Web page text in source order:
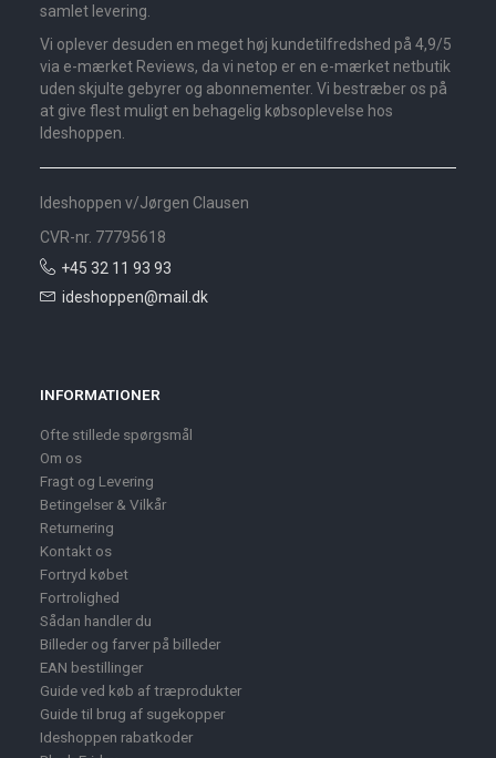
samlet levering.
Vi oplever desuden en meget høj kundetilfredshed på 4,9/5
via e-mærket Reviews, da vi netop er en e-mærket netbutik
uden skjulte gebyrer og abonnementer. Vi bestræber os på
at give flest muligt en behagelig købsoplevelse hos
Ideshoppen.
Ideshoppen v/Jørgen Clausen
CVR-nr. 77795618
+45 32 11 93 93
ideshoppen@mail.dk
INFORMATIONER
Ofte stillede spørgsmål
Om os
Fragt og Levering
Betingelser & Vilkår
Returnering
Kontakt os
Fortryd købet
Fortrolighed
Sådan handler du
Billeder og farver på billeder
EAN bestillinger
Guide ved køb af træprodukter
Guide til brug af sugekopper
Ideshoppen rabatkoder